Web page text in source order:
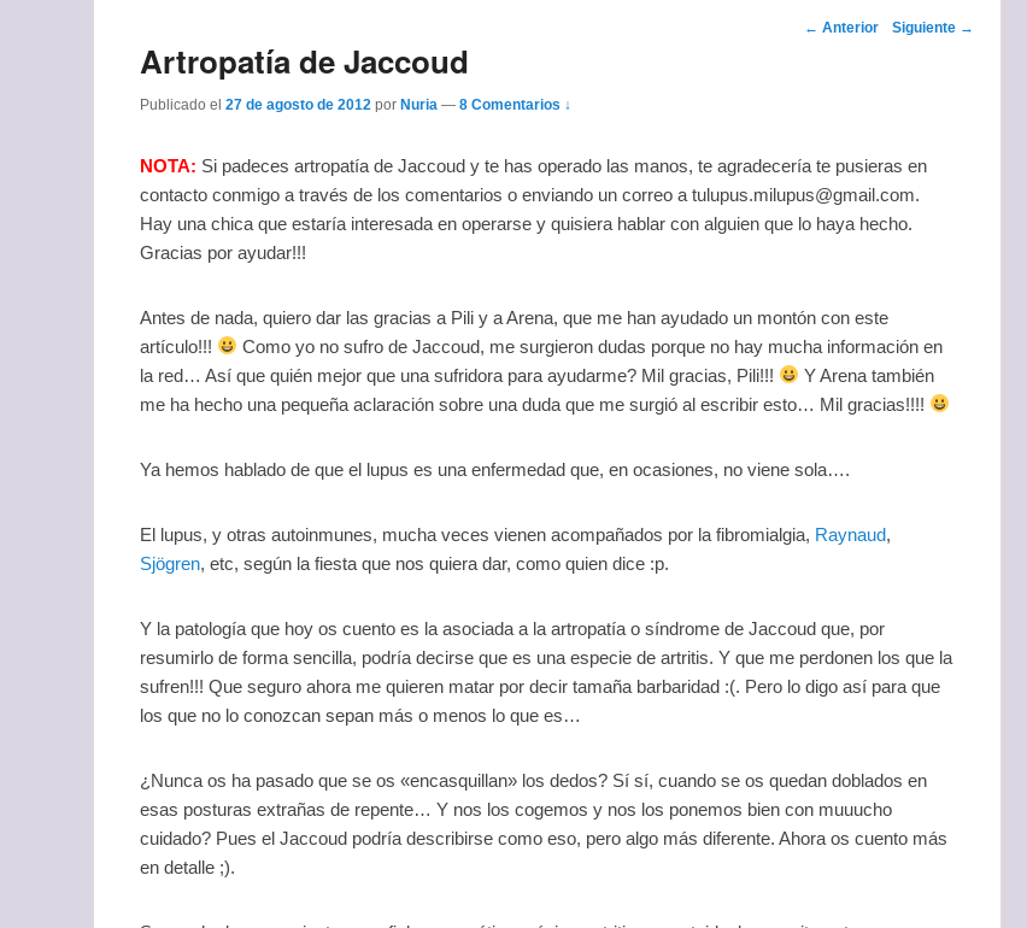
Navegador de
← Anterior Siguiente →
Artropatía de Jaccoud
Publicado el 27 de agosto de 2012 por Nuria — 8 Comentarios ↓
NOTA: Si padeces artropatía de Jaccoud y te has operado las manos, te agradecería te pusieras en
contacto conmigo a través de los comentarios o enviando un correo a tulupus.milupus@gmail.com.
Hay una chica que estaría interesada en operarse y quisiera hablar con alguien que lo haya hecho.
Gracias por ayudar!!!
Antes de nada, quiero dar las gracias a Pili y a Arena, que me han ayudado un montón con este
artículo!!!
Como yo no sufro de Jaccoud, me surgieron dudas porque no hay mucha información en
la red… Así que quién mejor que una sufridora para ayudarme? Mil gracias, Pili!!!
Y Arena también
me ha hecho una pequeña aclaración sobre una duda que me surgió al escribir esto… Mil gracias!!!!
Ya hemos hablado de que el lupus es una enfermedad que, en ocasiones, no viene sola….
El lupus, y otras autoinmunes, mucha veces vienen acompañados por la fibromialgia, Raynaud,
Sjögren, etc, según la fiesta que nos quiera dar, como quien dice :p.
Y la patología que hoy os cuento es la asociada a la artropatía o síndrome de Jaccoud que, por
resumirlo de forma sencilla, podría decirse que es una especie de artritis. Y que me perdonen los que la
sufren!!! Que seguro ahora me quieren matar por decir tamaña barbaridad :(. Pero lo digo así para que
los que no lo conozcan sepan más o menos lo que es…
¿Nunca os ha pasado que se os «encasquillan» los dedos? Sí sí, cuando se os quedan doblados en
esas posturas extrañas de repente… Y nos los cogemos y nos los ponemos bien con muuucho
cuidado? Pues el Jaccoud podría describirse como eso, pero algo más diferente. Ahora os cuento más
en detalle ;).